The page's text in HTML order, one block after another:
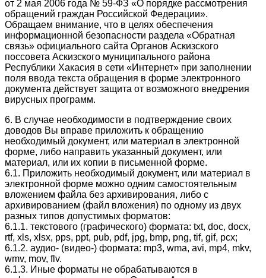
от 2 мая 2006 года № 59-ФЗ «О порядке рассмотрения
обращений граждан Российской Федерации».
Обращаем внимание, что в целях обеспечения
информационной безопасности раздела «Обратная
связь» официального сайта Органов Аскизского
поссовета Аскизского муниципального района
Республики Хакасия в сети «Интернет» при заполнении
поля ввода текста обращения в форме электронного
документа действует защита от возможного внедрения
вирусных программ.
6. В случае необходимости в подтверждение своих
доводов Вы вправе приложить к обращению
необходимый документ, или материал в электронной
форме, либо направить указанный документ, или
материал, или их копии в письменной форме.
6.1. Приложить необходимый документ, или материал в
электронной форме можно одним самостоятельным
вложением файла без архивирования, либо с
архивированием (файл вложения) по одному из двух
разных типов допустимых форматов:
6.1.1. текстового (графического) формата: txt, doc, docx,
rtf, xls, xlsx, pps, ppt, pub, pdf, jpg, bmp, png, tif, gif, pcx;
6.1.2. аудио- (видео-) формата: mp3, wma, avi, mp4, mkv,
wmv, mov, flv.
6.1.3. Иные форматы не обрабатываются в